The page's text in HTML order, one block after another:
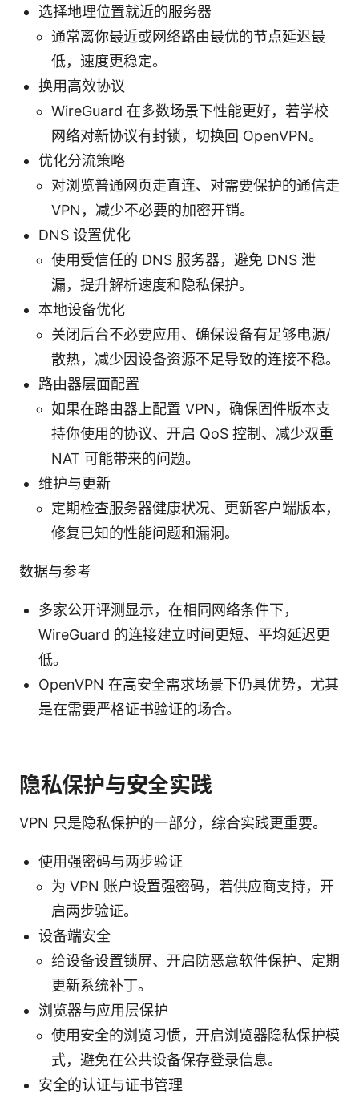
选择地理位置就近的服务器
通常离你最近或网络路由最优的节点延迟最
低，速度更稳定。
换用高效协议
WireGuard 在多数场景下性能更好，若学校
网络对新协议有封锁，切换回 OpenVPN。
优化分流策略
对浏览普通网页走直连、对需要保护的通信走
VPN，减少不必要的加密开销。
DNS 设置优化
使用受信任的 DNS 服务器，避免 DNS 泄
漏，提升解析速度和隐私保护。
本地设备优化
关闭后台不必要应用、确保设备有足够电源/
散热，减少因设备资源不足导致的连接不稳。
路由器层面配置
如果在路由器上配置 VPN，确保固件版本支
持你使用的协议、开启 QoS 控制、减少双重
NAT 可能带来的问题。
维护与更新
定期检查服务器健康状况、更新客户端版本，
修复已知的性能问题和漏洞。
数据与参考
多家公开评测显示，在相同网络条件下，
WireGuard 的连接建立时间更短、平均延迟更
低。
OpenVPN 在高安全需求场景下仍具优势，尤其
是在需要严格证书验证的场合。
隐私保护与安全实践
VPN 只是隐私保护的一部分，综合实践更重要。
使用强密码与两步验证
为 VPN 账户设置强密码，若供应商支持，开
启两步验证。
设备端安全
给设备设置锁屏、开启防恶意软件保护、定期
更新系统补丁。
浏览器与应用层保护
使用安全的浏览习惯，开启浏览器隐私保护模
式，避免在公共设备保存登录信息。
安全的认证与证书管理